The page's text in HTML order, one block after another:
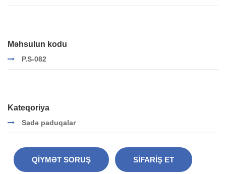
Məhsulun kodu
P.S-082
Kateqoriya
Sadə paduqalar
QIYMƏT SORUŞ SIFARIŞ ET